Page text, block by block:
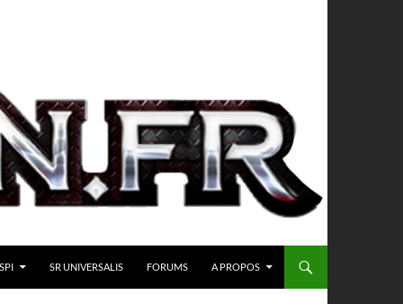
SR UNIVERSALIS FORUMS A PROPOS